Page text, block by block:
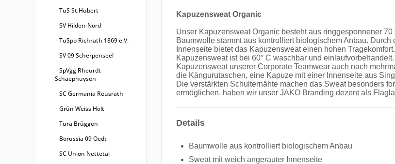
TuS St.Hubert
SV Hilden-Nord
TuSpo Richrath 1869 e.V.
SV 09 Scherpenseel
SpVgg Rheurdt
Schaephuysen
SC Germania Reusrath
Grün Weiss Holt
Tura Brüggen
Borussia 09 Oedt
SC Union Nettetal
Kapuzensweat Organic
Unser Kapuzensweat Organic besteht aus ringgesponnener
Baumwolle stammt aus kontrolliert biologischem Anbau.
Innenseite bietet das Kapuzensweat einen hohen
Kapuzensweat ist bei 60° C waschbar und
Kapuzensweat unserer Corporate Teamwear auch nach
die Kängurutaschen, eine Kapuze mit einer Innenseite aus
Die verstärkten Schulternähte machen das Sweat besonders
ermöglichen, haben wir unser JAKO Branding dezent als
Details
Baumwolle aus kontrolliert biologischem Anbau
Sweat mit weich angerauter Innenseite